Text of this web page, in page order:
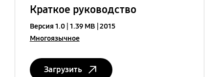
Краткое руководство
Версия 1.0 1.39 MB 2015
Многоязычное
Загрузить